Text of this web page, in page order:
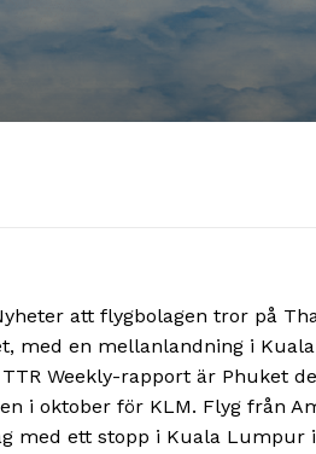
att flygbolagen tror på
med en mellanlandning i
Weekly-rapport är Phuket
i oktober för KLM. Flyg från
med ett stopp i Kuala Lumpur